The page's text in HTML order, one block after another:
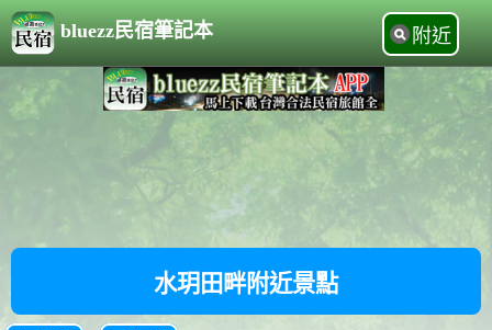
bluezz民宿筆記本 附近
水玥田畔附近景點